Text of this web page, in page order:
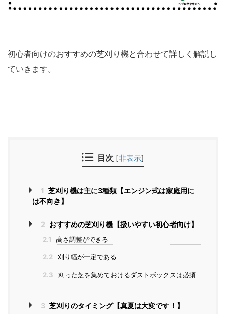
初心者向けのおすすめの芝刈り機と合わせて詳しく解説し
ていきます。
目次 [非表示]
1 芝刈り機は主に3種類【エンジン式は家庭用に
は不向き】
2 おすすめの芝刈り機【扱いやすい初心者向け】
2.1 高さ調整ができる
2.2 刈り幅が一定である
2.3 刈った芝を集めておけるダストボックスは必須
3 芝刈りのタイミング【真夏は大変です！】